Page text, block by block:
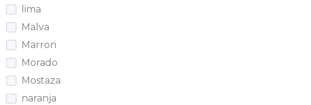
lima
Malva
Marron
Morado
Mostaza
naranja